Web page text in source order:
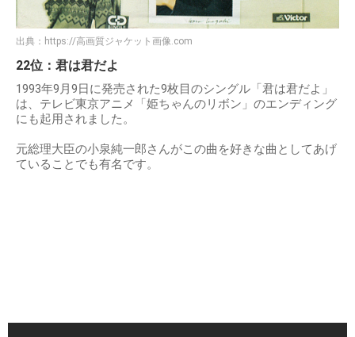
出典： https://高画質ジャケット画像.com
22位：君は君だよ
1993年9月9日に発売された9枚目のシングル「君は君だよ」
は、テレビ東京アニメ「姫ちゃんのリボン」のエンディング
にも起用されました。
元総理大臣の小泉純一郎さんがこの曲を好きな曲としてあげ
ていることでも有名です。